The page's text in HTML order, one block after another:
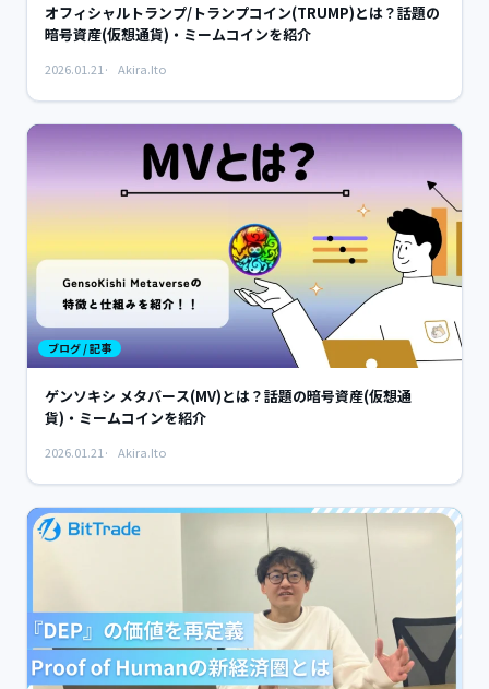
オフィシャルトランプ/トランプコイン(TRUMP)とは？話題の
暗号資産(仮想通貨)・ミームコインを紹介
2026.01.21 Akira.Ito
ブログ / 記事
ゲンソキシ メタバース(MV)とは？話題の暗号資産(仮想通
貨)・ミームコインを紹介
2026.01.21 Akira.Ito